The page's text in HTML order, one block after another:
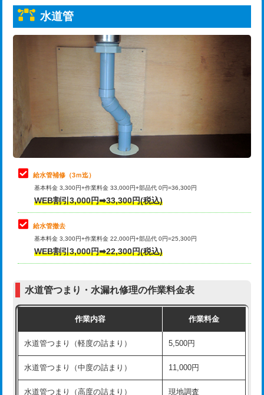
給水管工事※（ライニング鋼管・銅
管・ポリ管・HT管使用/3ｍまで)
給水管工事※（ライニング鋼管・銅
管・ポリ管・HT管使用/3ｍ超え)
排水管工事（土の掘削・埋め戻し作
11,000円~
排水管工事（排水管工事/3ｍまで） 55,000円
排水管工事（追加 排水管工事/3ｍ超
マス交換（土の掘削・埋め戻し作業）
マス交換（深さ50㎝未満）
マス交換（深さ50㎝以上）
コンクリート斫り（厚さ10㎝まで）
モルタル補修（厚さ10㎝超え） 38,500円
洗面台設置 38,500円
化粧台設置 22,000円
トーラー機使用/3mまで
追加トーラー機使用/3m超え
33,000円
8,800円
止水・漏水調査・防水処理・清掃・修
理・調整・分解・加工など（軽作業）
11,000円
止水・漏水調査・防水処理・清掃・修
理・調整・分解・加工など（中作業）
止水・漏水調査・防水処理・清掃・修
理・調整・分解・加工など（重作業）
33,000円
その他部品の脱着
交換・取付（タンク）
式）)
式・ワンホール）)
交換・取付(排水栓・排水トラップ
22,000円+材料費
水道管
給水管補修（3ｍ迄）
基本料金 3,300円+作業料金 33,000円+部品代 0円=36,300円
WEB割引3,000円➡33,300円(税込)
給水管撤去
基本料金 3,300円+作業料金 22,000円+部品代 0円=25,300円
WEB割引3,000円➡22,300円(税込)
水道管つまり・水漏れ修理の作業料金表
作業内容 作業料金
水道管つまり（軽度の詰まり） 5,500円
水道管つまり（中度の詰まり） 11,000円
水道管つまり（高度の詰まり） 現地調査